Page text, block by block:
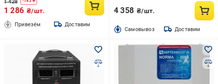
1 428
1 286 ₴/шт.
Привезём Доставим
4 358 ₴/шт.
Cамовывоз Доставим